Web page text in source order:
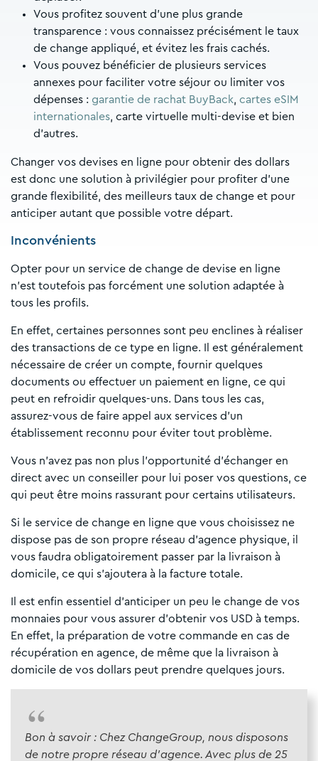
Vous profitez souvent d’une plus grande
transparence : vous connaissez précisément le taux
de change appliqué, et évitez les frais cachés.
Vous pouvez bénéficier de plusieurs services
annexes pour faciliter votre séjour ou limiter vos
dépenses : garantie de rachat BuyBack, cartes eSIM
internationales, carte virtuelle multi-devise et bien
d’autres.
Changer vos devises en ligne pour obtenir des dollars
est donc une solution à privilégier pour profiter d’une
grande flexibilité, des meilleurs taux de change et pour
anticiper autant que possible votre départ.
Inconvénients
Opter pour un service de change de devise en ligne
n’est toutefois pas forcément une solution adaptée à
tous les profils.
En effet, certaines personnes sont peu enclines à réaliser
des transactions de ce type en ligne. Il est généralement
nécessaire de créer un compte, fournir quelques
documents ou effectuer un paiement en ligne, ce qui
peut en refroidir quelques-uns. Dans tous les cas,
assurez-vous de faire appel aux services d’un
établissement reconnu pour éviter tout problème.
Vous n’avez pas non plus l’opportunité d’échanger en
direct avec un conseiller pour lui poser vos questions, ce
qui peut être moins rassurant pour certains utilisateurs.
Si le service de change en ligne que vous choisissez ne
dispose pas de son propre réseau d’agence physique, il
vous faudra obligatoirement passer par la livraison à
domicile, ce qui s’ajoutera à la facture totale.
Il est enfin essentiel d’anticiper un peu le change de vos
monnaies pour vous assurer d’obtenir vos USD à temps.
En effet, la préparation de votre commande en cas de
récupération en agence, de même que la livraison à
domicile de vos dollars peut prendre quelques jours.
Bon à savoir : Chez ChangeGroup, nous disposons
de notre propre réseau d’agence. Avec plus de 25